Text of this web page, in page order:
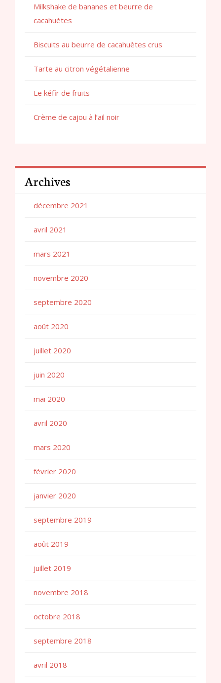
Milkshake de bananes et beurre de
cacahuètes
Biscuits au beurre de cacahuètes crus
Tarte au citron végétalienne
Le kéfir de fruits
Crème de cajou à l’ail noir
Archives
décembre 2021
avril 2021
mars 2021
novembre 2020
septembre 2020
août 2020
juillet 2020
juin 2020
mai 2020
avril 2020
mars 2020
février 2020
janvier 2020
septembre 2019
août 2019
juillet 2019
novembre 2018
octobre 2018
septembre 2018
avril 2018